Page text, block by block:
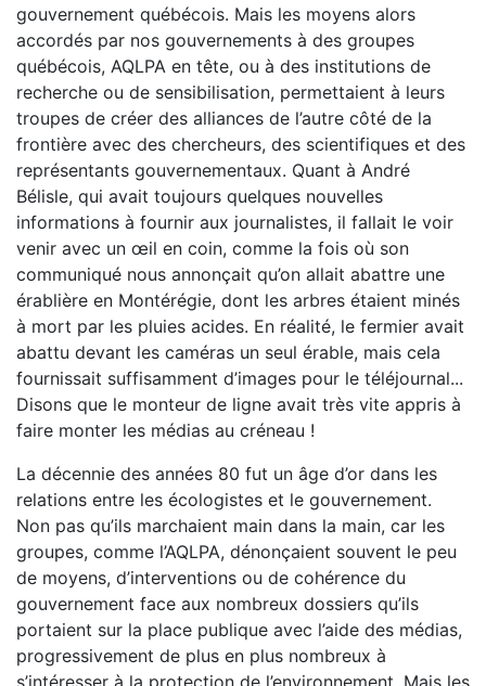
gouvernement québécois. Mais les moyens alors
accordés par nos gouvernements à des groupes
québécois, AQLPA en tête, ou à des institutions de
recherche ou de sensibilisation, permettaient à leurs
troupes de créer des alliances de l’autre côté de la
frontière avec des chercheurs, des scientifiques et des
représentants gouvernementaux. Quant à André
Bélisle, qui avait toujours quelques nouvelles
informations à fournir aux journalistes, il fallait le voir
venir avec un œil en coin, comme la fois où son
communiqué nous annonçait qu’on allait abattre une
érablière en Montérégie, dont les arbres étaient minés
à mort par les pluies acides. En réalité, le fermier avait
abattu devant les caméras un seul érable, mais cela
fournissait suffisamment d’images pour le téléjournal...
Disons que le monteur de ligne avait très vite appris à
faire monter les médias au créneau !
La décennie des années 80 fut un âge d’or dans les
relations entre les écologistes et le gouvernement.
Non pas qu’ils marchaient main dans la main, car les
groupes, comme l’AQLPA, dénonçaient souvent le peu
de moyens, d’interventions ou de cohérence du
gouvernement face aux nombreux dossiers qu’ils
portaient sur la place publique avec l’aide des médias,
progressivement de plus en plus nombreux à
s’intéresser à la protection de l’environnement. Mais les